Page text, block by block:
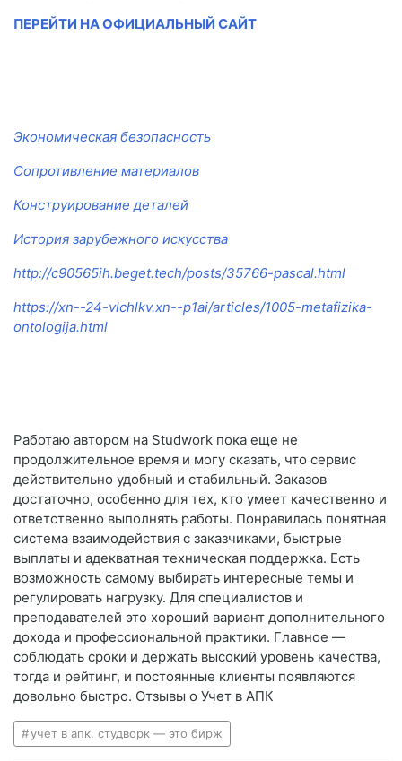
ПЕРЕЙТИ НА ОФИЦИАЛЬНЫЙ САЙТ
Экономическая безопасность
Сопротивление материалов
Конструирование деталей
История зарубежного искусства
http://c90565ih.beget.tech/posts/35766-pascal.html
https://xn--24-vlchlkv.xn--p1ai/articles/1005-metafizika-
ontologija.html
Работаю автором на Studwork пока еще не
продолжительное время и могу сказать, что сервис
действительно удобный и стабильный. Заказов
достаточно, особенно для тех, кто умеет качественно и
ответственно выполнять работы. Понравилась понятная
система взаимодействия с заказчиками, быстрые
выплаты и адекватная техническая поддержка. Есть
возможность самому выбирать интересные темы и
регулировать нагрузку. Для специалистов и
преподавателей это хороший вариант дополнительного
дохода и профессиональной практики. Главное —
соблюдать сроки и держать высокий уровень качества,
тогда и рейтинг, и постоянные клиенты появляются
довольно быстро. Отзывы о Учет в АПК
учет в апк. студворк — это бирж